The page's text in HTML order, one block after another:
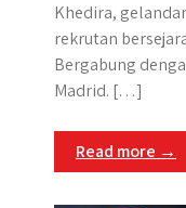
Khedira,
rekrutan
Bergabung
Madrid. […]
Read more →